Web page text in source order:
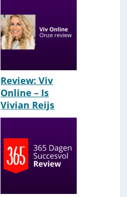
Review: Viv
Online – Is
Vivian Reijs
Kundig &
[Ervaringen]
[2026]